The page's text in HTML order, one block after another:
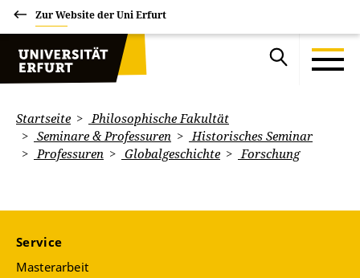
Zur Website der Uni Erfurt
Startseite
Philosophische Fakultät
Seminare & Professuren
Historisches Seminar
Professuren
Globalgeschichte Forschung
Service
Masterarbeit